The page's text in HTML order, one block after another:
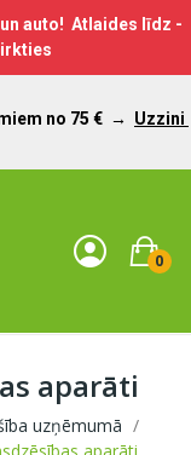
auto! Atlaides līdz -
no 75 € → Uzzini
0
aparāti
uzņēmumā